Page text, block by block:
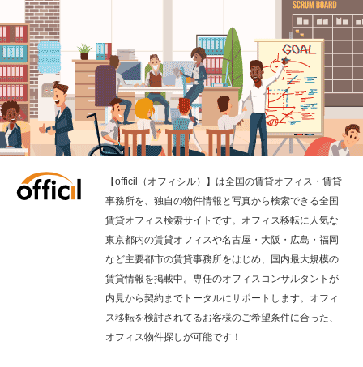
【officil（オフィシル）】は全国の賃貸オフィス・賃貸
事務所を、独自の物件情報と写真から検索できる全国
賃貸オフィス検索サイトです。オフィス移転に人気な
東京都内の賃貸オフィスや名古屋・大阪・広島・福岡
など主要都市の賃貸事務所をはじめ、国内最大規模の
賃貸情報を掲載中。専任のオフィスコンサルタントが
内見から契約までトータルにサポートします。オフィ
ス移転を検討されてるお客様のご希望条件に合った、
オフィス物件探しが可能です！